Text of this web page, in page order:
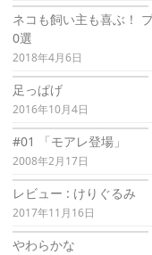
ネコも飼い主も喜ぶ！
0選
2018年4月6日
足っぱげ
2016年10月4日
#01 「モアレ登場」
2008年2月17日
レビュー : けりぐるみ
2017年11月16日
やわらかな